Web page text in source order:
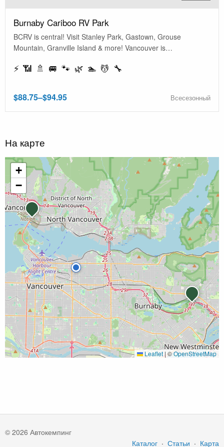
Burnaby Cariboo RV Park
BCRV is central! Visit Stanley Park, Gastown, Grouse
Mountain, Granville Island & more! Vancouver is…
⚡ 📶 🚿 🚐 🐾 🌿 🏊 💆 🔧
$88.75–$94.95 Всесезонный
На карте
+
−
Leaflet | ©OpenStreetMap
© 2026 Автокемпинг
Каталог · Статьи · Карта